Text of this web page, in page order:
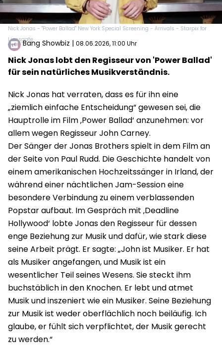
Nick Jonas - "Power Ballad" New York Special Screening - Arrivals - Starpix for
LionsgateBang Showbiz | 08.06.2026, 11:00 Uhr
Nick Jonas lobt den Regisseur von 'Power Ballad'
für sein natürliches Musikverständnis.
Nick Jonas hat verraten, dass es für ihn eine
„ziemlich einfache Entscheidung“ gewesen sei, die
Hauptrolle im Film ‚Power Ballad‘ anzunehmen: vor
allem wegen Regisseur John Carney.
Der Sänger der Jonas Brothers spielt in dem Film an
der Seite von Paul Rudd. Die Geschichte handelt von
einem amerikanischen Hochzeitssänger in Irland, der
während einer nächtlichen Jam-Session eine
besondere Verbindung zu einem verblassenden
Popstar aufbaut. Im Gespräch mit ‚Deadline
Hollywood‘ lobte Jonas den Regisseur für dessen
enge Beziehung zur Musik und dafür, wie stark diese
seine Arbeit prägt. Er sagte: „John ist Musiker. Er hat
als Musiker angefangen, und Musik ist ein
wesentlicher Teil seines Wesens. Sie steckt ihm
buchstäblich in den Knochen. Er lebt und atmet
Musik und inszeniert wie ein Musiker. Seine Beziehung
zur Musik ist weder oberflächlich noch beiläufig. Ich
glaube, er fühlt sich verpflichtet, der Musik gerecht
zu werden.“